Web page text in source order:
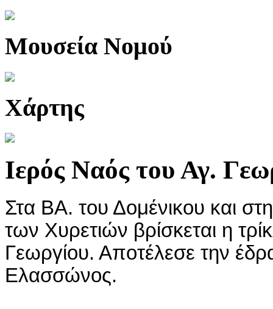
Μουσεία Νομού
Χάρτης
Ιερός Ναός του Αγ.
Στα ΒΑ. του Δομένικου και
των Χυρετιών βρίσκεται η
Γεωργίου. Αποτέλεσε την
Ελασσώνος.